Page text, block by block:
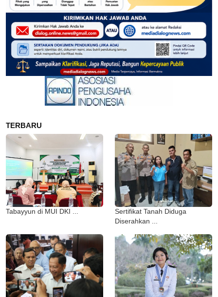
TERBARU
Tabayyun di MUI DKI ...
Sertifikat Tanah Diduga
Diserahkan ...